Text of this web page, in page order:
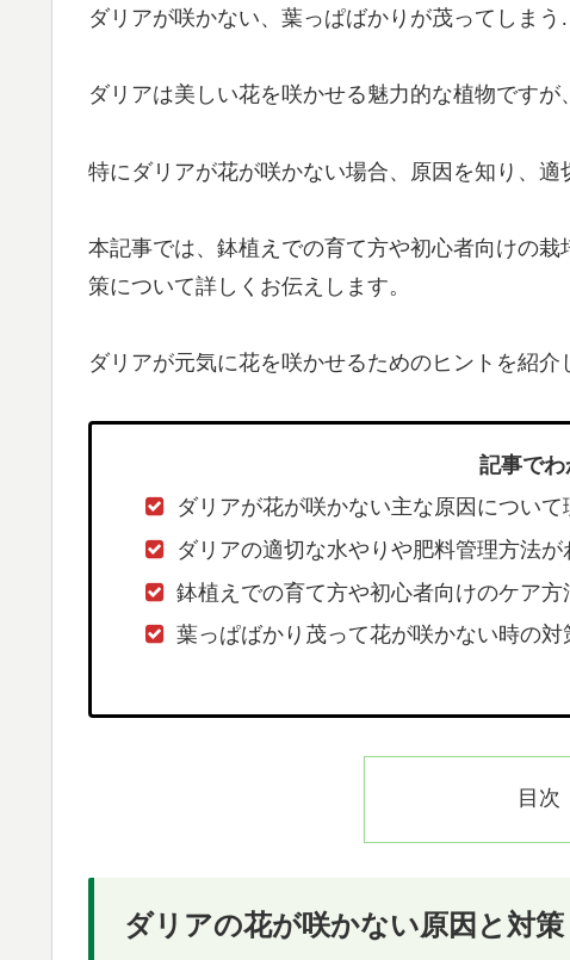
ダリアが咲かない、葉っぱばかりが茂ってしま
ダリアは美しい花を咲かせる魅力的な植物ですが
特にダリアが花が咲かない場合、原因を知り、適
本記事では、鉢植えでの育て方や初心者向けの
策について詳しくお伝えします。
ダリアが元気に花を咲かせるためのヒントを紹介
記事でわ
ダリアが花が咲かない主な原因について
ダリアの適切な水やりや肥料管理方法が
鉢植えでの育て方や初心者向けのケア方
葉っぱばかり茂って花が咲かない時の対
目次
ダリアの花が咲かない原因と対策